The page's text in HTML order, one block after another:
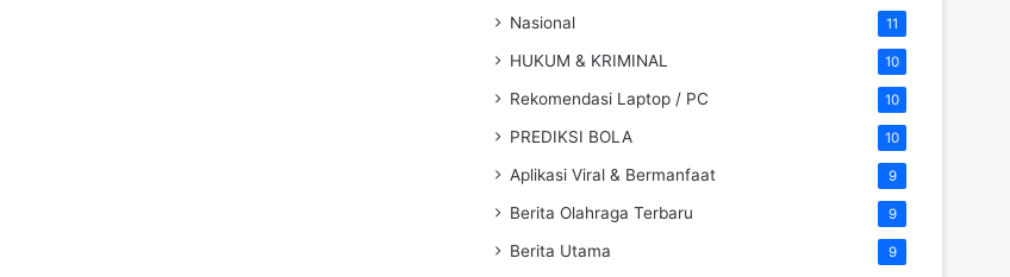
Nasional 11
HUKUM & KRIMINAL 10
Rekomendasi Laptop / PC 10
PREDIKSI BOLA 10
Aplikasi Viral & Bermanfaat 9
Berita Olahraga Terbaru 9
Berita Utama 9